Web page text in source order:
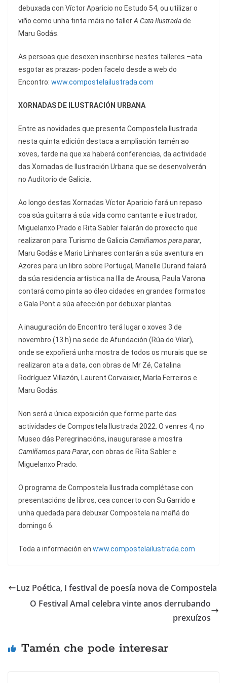
debuxada con Víctor Aparicio no Estudo 54, ou utilizar o
viño como unha tinta máis no tallerA Cata Ilustradade
Maru Godás.
As persoas que desexen inscribirse nestes talleres –ata
esgotar as prazas- poden facelo desde a web do
Encontro: www.compostelailustrada.com
XORNADAS DE ILUSTRACIÓN URBANA
Entre as novidades que presenta Compostela Ilustrada
nesta quinta edición destaca a ampliación tamén ao
xoves, tarde na que xa haberá conferencias, da actividade
das Xornadas de Ilustración Urbana que se desenvolverán
no Auditorio de Galicia.
Ao longo destas Xornadas Víctor Aparicio fará un repaso
coa súa guitarra á súa vida como cantante e ilustrador,
Miguelanxo Prado e Rita Sabler falarán do proxecto que
realizaron para Turismo de Galicia Camiñamos para parar,
Maru Godás e Mario Linhares contarán a súa aventura en
Azores para un libro sobre Portugal, Marielle Durand falará
da súa residencia artística na Illa de Arousa, Paula Varona
contará como pinta ao óleo cidades en grandes formatos
e Gala Pont a súa afección por debuxar plantas.
A inauguración do Encontro terá lugar o xoves 3 de
novembro (13 h) na sede de Afundación (Rúa do Vilar),
onde se expoñerá unha mostra de todos os murais que se
realizaron ata a data, con obras de Mr Zé, Catalina
Rodríguez Villazón, Laurent Corvaisier, María Ferreiros e
Maru Godás.
Non será a única exposición que forme parte das
actividades de Compostela Ilustrada 2022. O venres 4, no
Museo dás Peregrinacións, inaugurarase a mostra
Camiñamos para Parar, con obras de Rita Sabler e
Miguelanxo Prado.
O programa de Compostela Ilustrada complétase con
presentacións de libros, cea concerto con Su Garrido e
unha quedada para debuxar Compostela na mañá do
domingo 6.
Toda a información en www.compostelailustrada.com
Luz Poética, I festival de poesía nova de Compostela
O Festival Amal celebra vinte anos derrubando
prexuízos
Tamén che pode interesar